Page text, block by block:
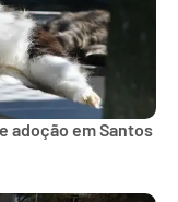
adoção em Santos